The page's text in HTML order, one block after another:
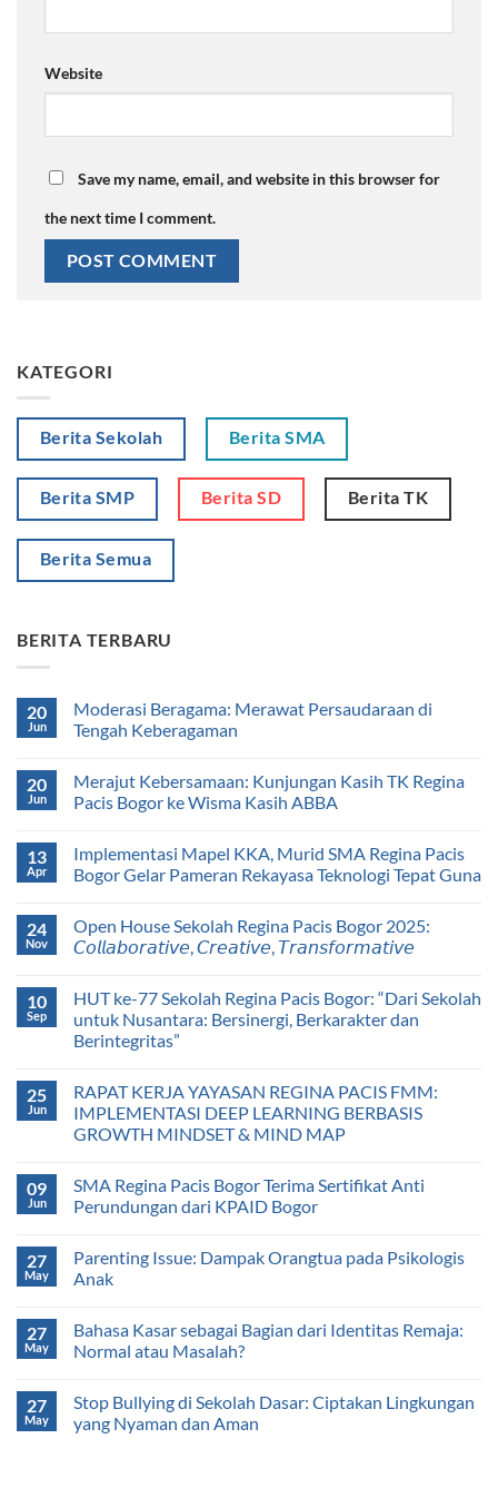
Website
Save my name, email, and website in this browser for
the next time I comment.
KATEGORI
Berita Sekolah Berita SMA
Berita SMP Berita SD Berita TK
Berita Semua
BERITA TERBARU
20
Jun
Moderasi Beragama: Merawat Persaudaraan di
Tengah Keberagaman
20
Jun
Merajut Kebersamaan: Kunjungan Kasih TK Regina
Pacis Bogor ke Wisma Kasih ABBA
13
Apr
Implementasi Mapel KKA, Murid SMA Regina Pacis
Bogor Gelar Pameran Rekayasa Teknologi Tepat Guna
24
Nov
Open House Sekolah Regina Pacis Bogor 2025:
𝘊𝘰𝘭𝘭𝘢𝘣𝘰𝘳𝘢𝘵𝘪𝘷𝘦, 𝘊𝘳𝘦𝘢𝘵𝘪𝘷𝘦, 𝘛𝘳𝘢𝘯𝘴𝘧𝘰𝘳𝘮𝘢𝘵𝘪𝘷𝘦
10
Sep
HUT ke-77 Sekolah Regina Pacis Bogor: “Dari Sekolah
untuk Nusantara: Bersinergi, Berkarakter dan
Berintegritas”
25
Jun
RAPAT KERJA YAYASAN REGINA PACIS FMM:
IMPLEMENTASI DEEP LEARNING BERBASIS
GROWTH MINDSET & MIND MAP
09
Jun
SMA Regina Pacis Bogor Terima Sertifikat Anti
Perundungan dari KPAID Bogor
27
May
Parenting Issue: Dampak Orangtua pada Psikologis
Anak
27
May
Bahasa Kasar sebagai Bagian dari Identitas Remaja:
Normal atau Masalah?
27
May
Stop Bullying di Sekolah Dasar: Ciptakan Lingkungan
yang Nyaman dan Aman